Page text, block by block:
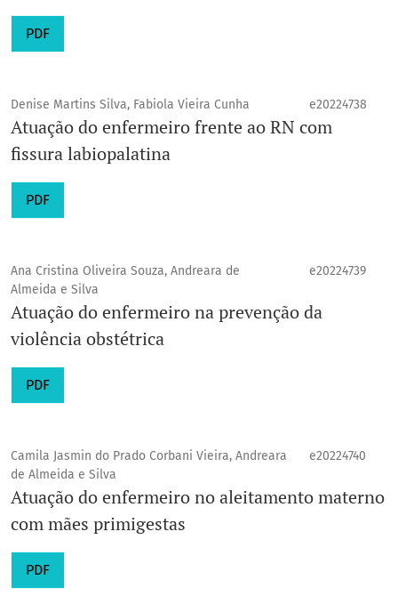
PDF
Denise Martins Silva, Fabiola Vieira Cunha e20224738
Atuação do enfermeiro frente ao RN com
fissura labiopalatina
PDF
Ana Cristina Oliveira Souza, Andreara de
Almeida e Silva
e20224739
Atuação do enfermeiro na prevenção da
violência obstétrica
PDF
Camila Jasmin do Prado Corbani Vieira, Andreara
de Almeida e Silva
e20224740
Atuação do enfermeiro no aleitamento materno
com mães primigestas
PDF